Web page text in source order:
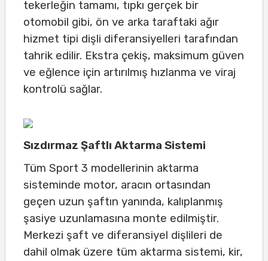
tekerleğin tamamı, tıpkı gerçek bir
otomobil gibi, ön ve arka taraftaki ağır
hizmet tipi dişli diferansiyelleri tarafından
tahrik edilir. Ekstra çekiş, maksimum güven
ve eğlence için artırılmış hızlanma ve viraj
kontrolü sağlar.
Sızdırmaz Şaftlı Aktarma Sistemi
Tüm Sport 3 modellerinin aktarma
sisteminde motor, aracın ortasından
geçen uzun şaftın yanında, kalıplanmış
şasiye uzunlamasına monte edilmiştir.
Merkezi şaft ve diferansiyel dişlileri de
dahil olmak üzere tüm aktarma sistemi, kir,